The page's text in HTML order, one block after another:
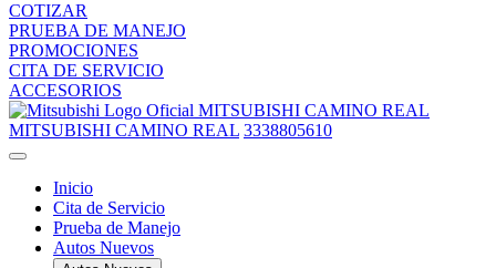
COTIZAR
PRUEBA DE MANEJO
PROMOCIONES
CITA DE SERVICIO
ACCESORIOS
MITSUBISHI CAMINO REAL
MITSUBISHI CAMINO REAL 3338805610
Inicio
Cita de Servicio
Prueba de Manejo
Autos Nuevos